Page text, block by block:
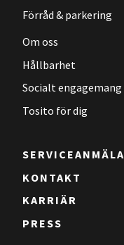
Förråd & parkering
Om oss
Hållbarhet
Socialt engagemang
Tosito för dig
KONTAKT
KARRIÄR
PRESS